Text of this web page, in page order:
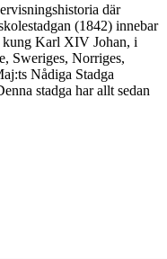
där
(1842) innebar
kung Karl XIV Johan, i
Sweriges, Norriges,
Nådiga Stadga
stadga har allt sedan